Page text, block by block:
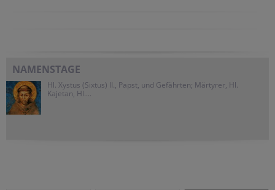
NAMENSTAGE
Hl. Xystus (Sixtus) II., Papst, und Gefährten; Märtyrer, Hl.
Kajetan, Hl....